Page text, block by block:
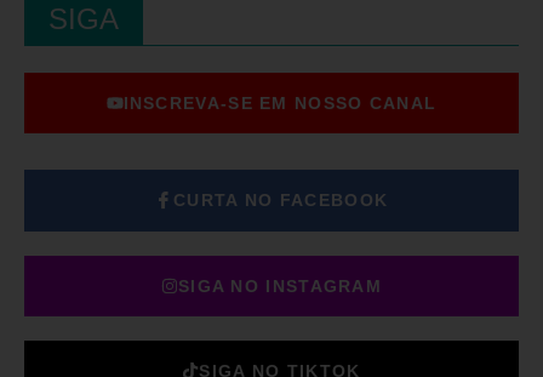
SIGA
INSCREVA-SE EM NOSSO CANAL
CURTA NO FACEBOOK
SIGA NO INSTAGRAM
SIGA NO TIKTOK